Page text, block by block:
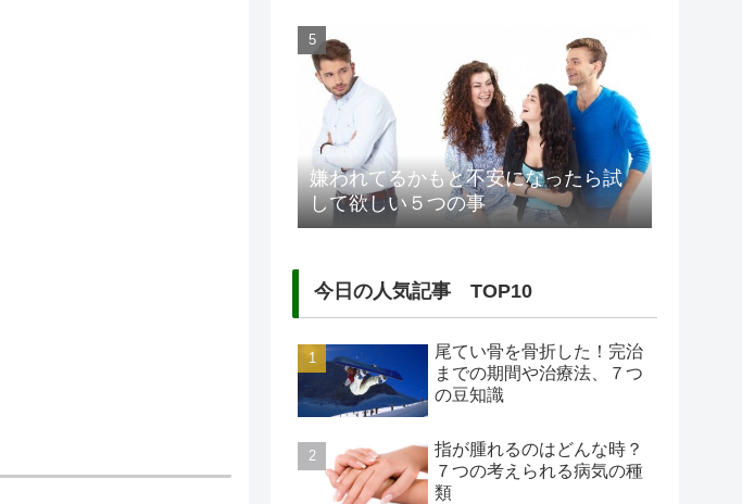
嫌われてるかもと不安になったら試
して欲しい５つの事
今日の人気記事 TOP10
尾てい骨を骨折した！完治
までの期間や治療法、７つ
の豆知識
指が腫れるのはどんな時？
７つの考えられる病気の種
類